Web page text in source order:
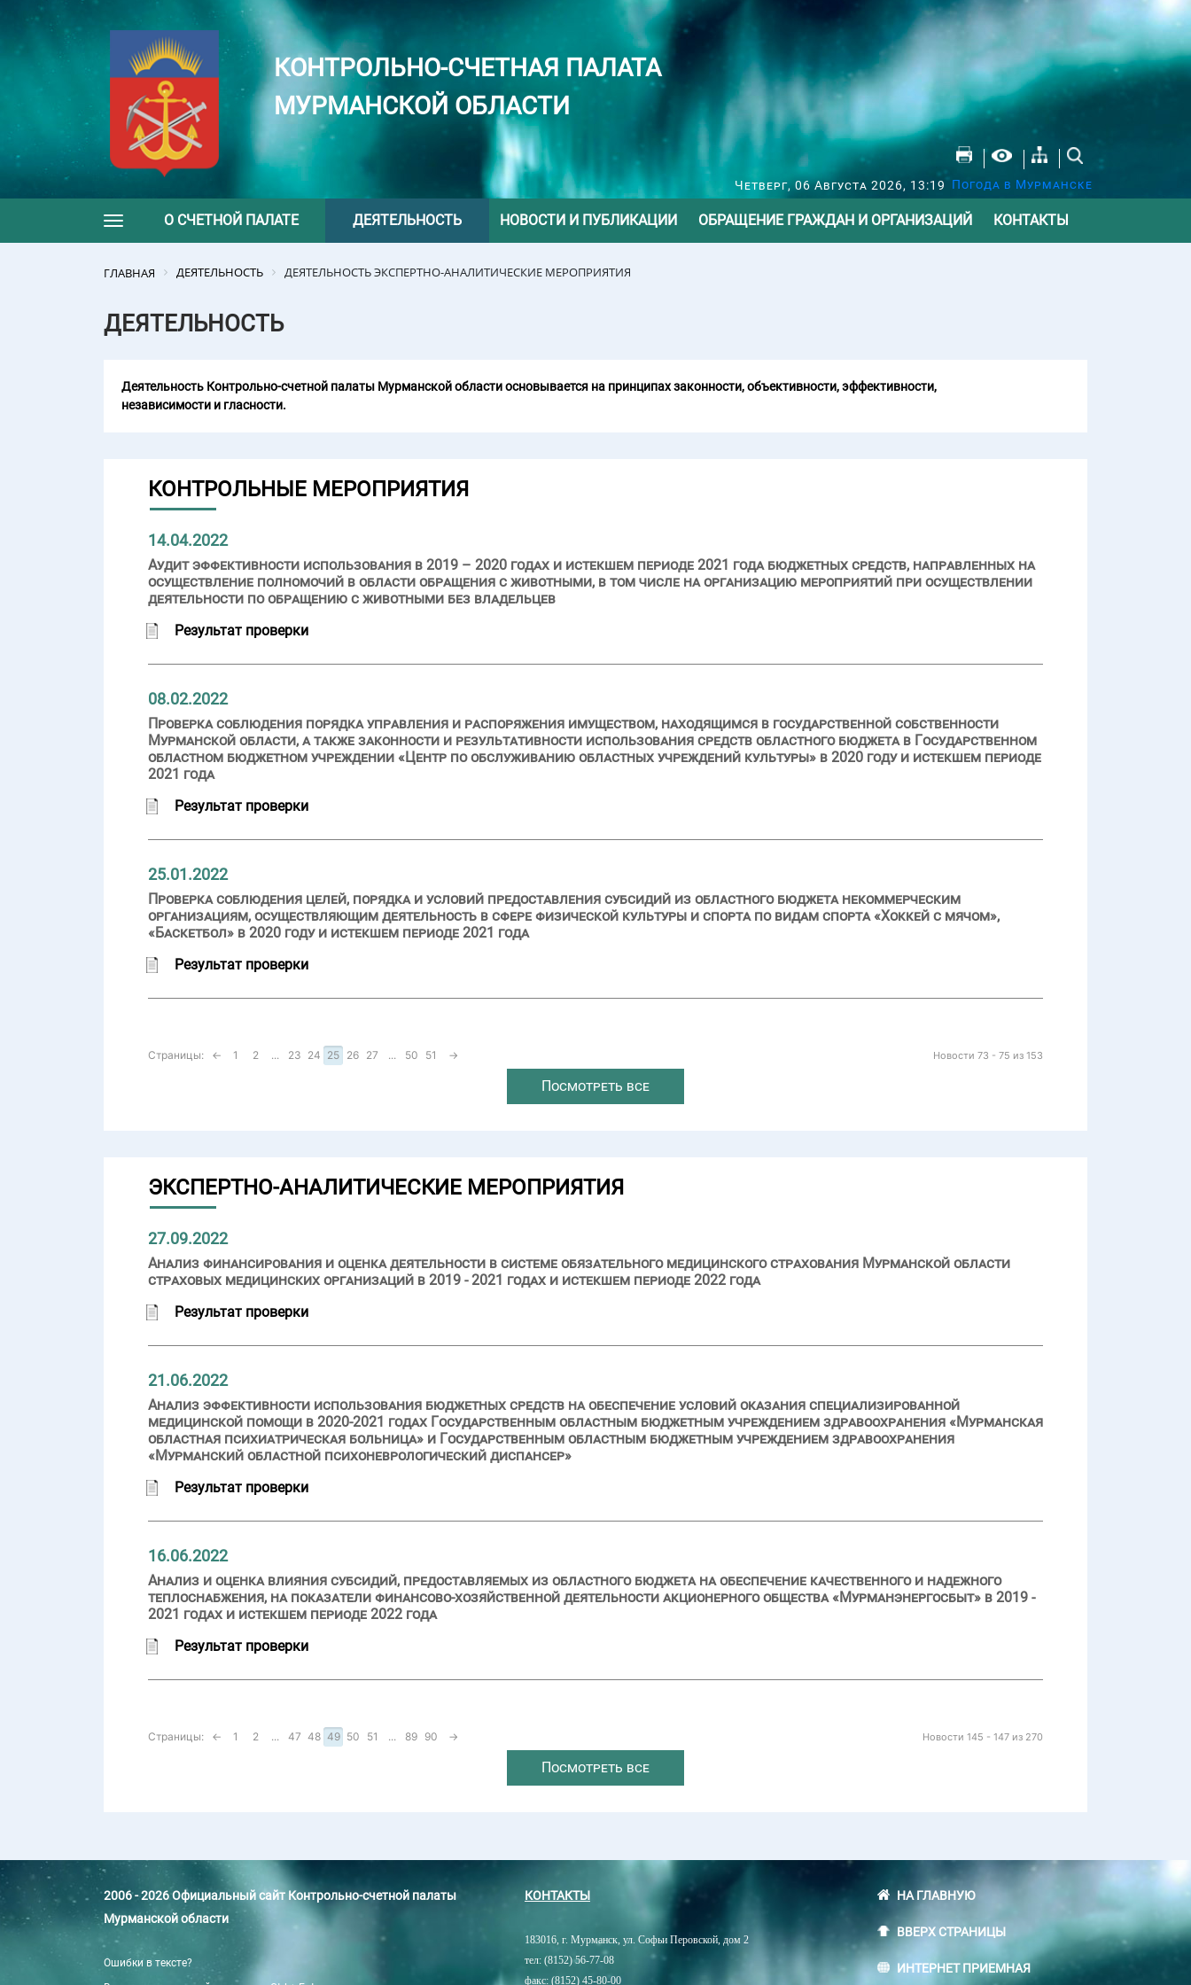
КОНТРОЛЬНО-СЧЕТНАЯ ПАЛАТА
МУРМАНСКОЙ ОБЛАСТИ
Четверг, 06 Августа 2026, 13:19 Погода в Мурманске
Toggle navigation
О СЧЕТНОЙ ПАЛАТЕ ДЕЯТЕЛЬНОСТЬ НОВОСТИ И ПУБЛИКАЦИИ ОБРАЩЕНИЕ ГРАЖДАН И ОРГАНИЗАЦИЙ КОНТАКТЫ
ГЛАВНАЯ ДЕЯТЕЛЬНОСТЬ ДЕЯТЕЛЬНОСТЬ ЭКСПЕРТНО-АНАЛИТИЧЕСКИЕ МЕРОПРИЯТИЯ
ДЕЯТЕЛЬНОСТЬ
Деятельность Контрольно-счетной палаты Мурманской области основывается на принципах законности, объективности, эффективности,
независимости и гласности.
КОНТРОЛЬНЫЕ МЕРОПРИЯТИЯ
14.04.2022
Аудит эффективности использования в 2019 – 2020 годах и истекшем периоде 2021 года бюджетных средств, направленных на
осуществление полномочий в области обращения с животными, в том числе на организацию мероприятий при осуществлении
деятельности по обращению с животными без владельцев
Результат проверки
08.02.2022
Проверка соблюдения порядка управления и распоряжения имуществом, находящимся в государственной собственности
Мурманской области, а также законности и результативности использования средств областного бюджета в Государственном
областном бюджетном учреждении «Центр по обслуживанию областных учреждений культуры» в 2020 году и истекшем периоде
2021 года
Результат проверки
25.01.2022
Проверка соблюдения целей, порядка и условий предоставления субсидий из областного бюджета некоммерческим
организациям, осуществляющим деятельность в сфере физической культуры и спорта по видам спорта «Хоккей с мячом»,
«Баскетбол» в 2020 году и истекшем периоде 2021 года
Результат проверки
Новости 73 - 75 из 153
Страницы: ← 1 2 ... 23 24 25 26 27 ... 50 51 →
Посмотреть все
ЭКСПЕРТНО-АНАЛИТИЧЕСКИЕ МЕРОПРИЯТИЯ
27.09.2022
Анализ финансирования и оценка деятельности в системе обязательного медицинского страхования Мурманской области
страховых медицинских организаций в 2019 - 2021 годах и истекшем периоде 2022 года
Результат проверки
21.06.2022
Анализ эффективности использования бюджетных средств на обеспечение условий оказания специализированной
медицинской помощи в 2020-2021 годах Государственным областным бюджетным учреждением здравоохранения «Мурманская
областная психиатрическая больница» и Государственным областным бюджетным учреждением здравоохранения
«Мурманский областной психоневрологический диспансер»
Результат проверки
16.06.2022
Анализ и оценка влияния субсидий, предоставляемых из областного бюджета на обеспечение качественного и надежного
теплоснабжения, на показатели финансово-хозяйственной деятельности акционерного общества «Мурманэнергосбыт» в 2019 -
2021 годах и истекшем периоде 2022 года
Результат проверки
Новости 145 - 147 из 270
Страницы: ← 1 2 ... 47 48 49 50 51 ... 89 90 →
Посмотреть все
2006 - 2026 Официальный сайт Контрольно-счетной палаты
Мурманской области
Ошибки в тексте?
КОНТАКТЫ
183016, г. Мурманск, ул. Софьи Перовской, дом 2
тел: (8152) 56-77-08
факс: (8152) 45-80-00
НА ГЛАВНУЮ
ВВЕРХ СТРАНИЦЫ
ИНТЕРНЕТ ПРИЕМНАЯ